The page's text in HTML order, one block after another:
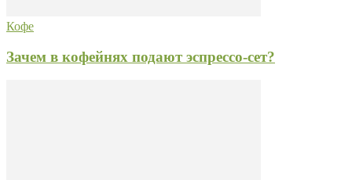
Кофе
Зачем в кофейнях подают эспрессо-сет?